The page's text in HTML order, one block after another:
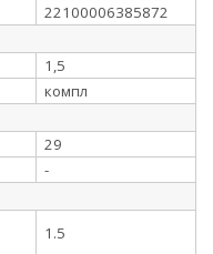
22100006385872
1,5
компл
29
-
1.5